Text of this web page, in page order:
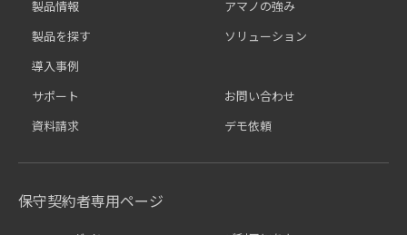
製品情報
アマノの強み
製品を探す
ソリューション
導入事例
サポート
お問い合わせ
資料請求
デモ依頼
保守契約者専用ページ